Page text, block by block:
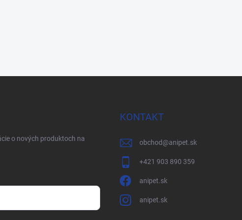
o nových produktoch na
KONTAKT
obchod@anipet.sk
+421 903 890 359
anipet.sk
anipet.sk